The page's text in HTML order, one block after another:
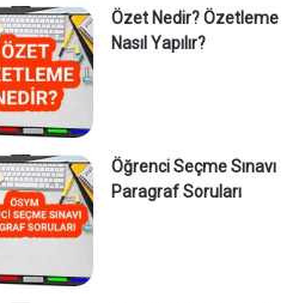
Özet Nedir? Özetleme
Nasıl Yapılır?
Öğrenci Seçme Sınavı
Paragraf Soruları